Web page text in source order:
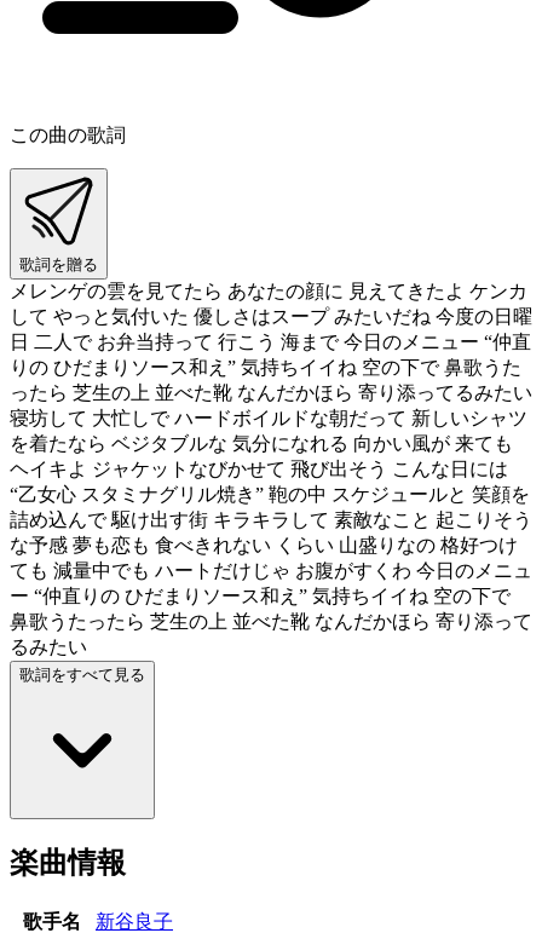
この曲の歌詞
歌詞を贈る
メレンゲの雲を見てたら あなたの顔に 見えてきたよ ケンカ
して やっと気付いた 優しさはスープ みたいだね 今度の日曜
日 二人で お弁当持って 行こう 海まで 今日のメニュー “仲直
りの ひだまりソース和え” 気持ちイイね 空の下で 鼻歌うた
ったら 芝生の上 並べた靴 なんだかほら 寄り添ってるみたい
寝坊して 大忙しで ハードボイルドな朝だって 新しいシャツ
を着たなら ベジタブルな 気分になれる 向かい風が 来ても
ヘイキよ ジャケットなびかせて 飛び出そう こんな日には
“乙女心 スタミナグリル焼き” 鞄の中 スケジュールと 笑顔を
詰め込んで 駆け出す街 キラキラして 素敵なこと 起こりそう
な予感 夢も恋も 食べきれない くらい 山盛りなの 格好つけ
ても 減量中でも ハートだけじゃ お腹がすくわ 今日のメニュ
ー “仲直りの ひだまりソース和え” 気持ちイイね 空の下で
鼻歌うたったら 芝生の上 並べた靴 なんだかほら 寄り添って
るみたい
歌詞をすべて見る
楽曲情報
歌手名
新谷良子